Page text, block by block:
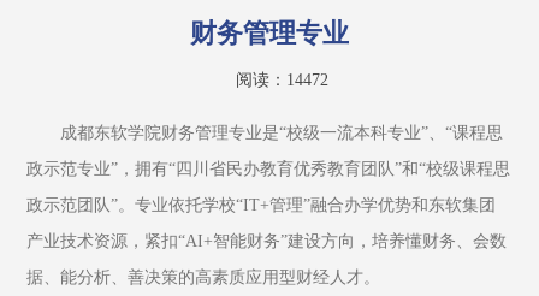
财务管理专业
阅读： 14472
成都东软学院财务管理专业是“校级一流本科专业”、“课程思
政示范专业”，拥有“四川省民办教育优秀教育团队”和“校级课程思
政示范团队”。专业依托学校“IT+管理”融合办学优势和东软集团
产业技术资源，紧扣“AI+智能财务”建设方向，培养懂财务、会数
据、能分析、善决策的高素质应用型财经人才。